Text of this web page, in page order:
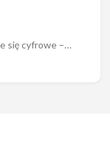
się cyfrowe –…